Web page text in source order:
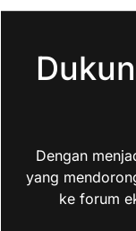
Dengan
yang
ke forum